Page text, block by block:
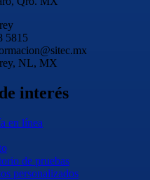
5815
NL, MX
interés
en línea
de pruebas
personalizados